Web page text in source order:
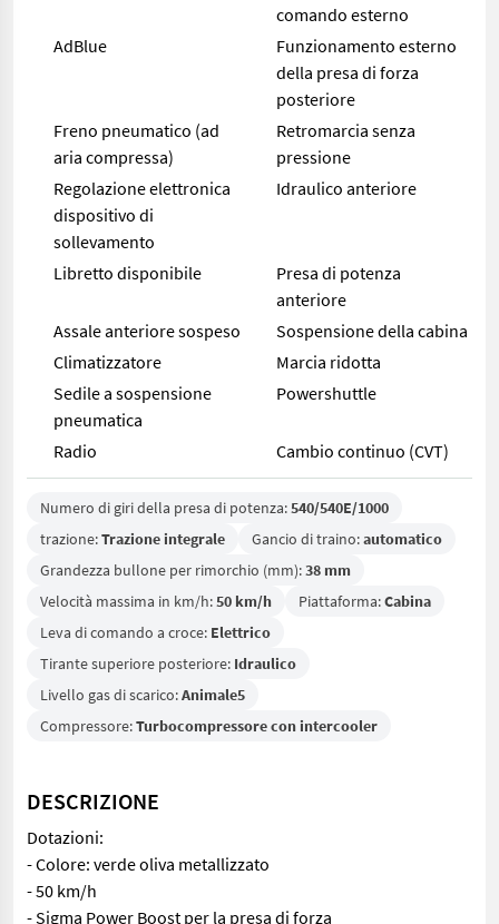
comando esterno
AdBlue
Funzionamento esterno
della presa di forza
posteriore
Freno pneumatico (ad
aria compressa)
Retromarcia senza
pressione
Regolazione elettronica
dispositivo di
sollevamento
Idraulico anteriore
Libretto disponibile
Presa di potenza
anteriore
Assale anteriore sospeso
Sospensione della cabina
Climatizzatore
Marcia ridotta
Sedile a sospensione
pneumatica
Powershuttle
Radio Cambio continuo (CVT)
Numero di giri della presa di potenza:540/540E/1000
trazione:Trazione integrale Gancio di traino:automatico
Grandezza bullone per rimorchio (mm):38 mm
Velocità massima in km/h:50 km/h Piattaforma:Cabina
Leva di comando a croce: Elettrico
Tirante superiore posteriore: Idraulico
Livello gas di scarico:Animale5
Compressore:Turbocompressore con intercooler
DESCRIZIONE
Dotazioni:
- Colore: verde oliva metallizzato
- 50 km/h
- Sigma Power Boost per la presa di forza